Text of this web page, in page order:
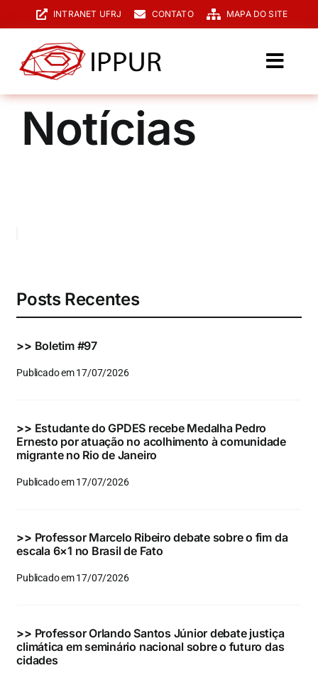
para
conteúdo
INTRANET UFRJ CONTATO MAPA DO SITE
O IPPUR
Graduação
Eventos e Certificados
para:
Notícias
Posts Recentes
>> Boletim #97
Publicado em 17/07/2026
>> Estudante do GPDES recebe Medalha Pedro
Ernesto por atuação no acolhimento à comunidade
migrante no Rio de Janeiro
Publicado em 17/07/2026
>> Professor Marcelo Ribeiro debate sobre o fim da
escala 6×1 no Brasil de Fato
Publicado em 17/07/2026
>> Professor Orlando Santos Júnior debate justiça
climática em seminário nacional sobre o futuro das
cidades